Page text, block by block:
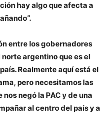
hay algo que afecta a
entre los gobernadores
norte argentino que es el
Realmente aquí está el
pero necesitamos las
negó la PAC y de una
al centro del país y a